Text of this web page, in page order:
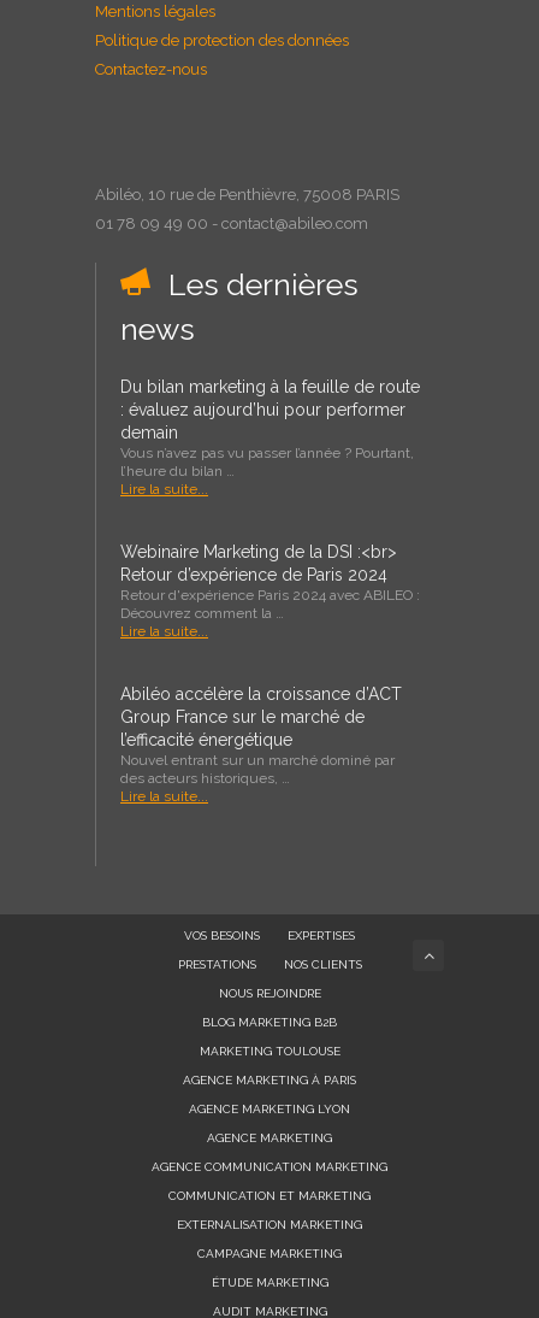
Mentions légales
Politique de protection des données
Contactez-nous
Abiléo, 10 rue de Penthièvre, 75008 PARIS
01 78 09 49 00 - contact@abileo.com
Les dernières
news
Du bilan marketing à la feuille de route
: évaluez aujourd’hui pour performer
demain
Vous n’avez pas vu passer l’année ? Pourtant,
l’heure du bilan …
Lire la suite...
Webinaire Marketing de la DSI :<br>
Retour d’expérience de Paris 2024
Retour d'expérience Paris 2024 avec ABILEO :
Découvrez comment la …
Lire la suite...
Abiléo accélère la croissance d’ACT
Group France sur le marché de
l’efficacité énergétique
Nouvel entrant sur un marché dominé par
des acteurs historiques, …
Lire la suite...
VOS BESOINS EXPERTISES
PRESTATIONS NOS CLIENTS
NOUS REJOINDRE
BLOG MARKETING B2B
MARKETING TOULOUSE
AGENCE MARKETING À PARIS
AGENCE MARKETING LYON
AGENCE MARKETING
AGENCE COMMUNICATION MARKETING
COMMUNICATION ET MARKETING
EXTERNALISATION MARKETING
CAMPAGNE MARKETING
ÉTUDE MARKETING
AUDIT MARKETING